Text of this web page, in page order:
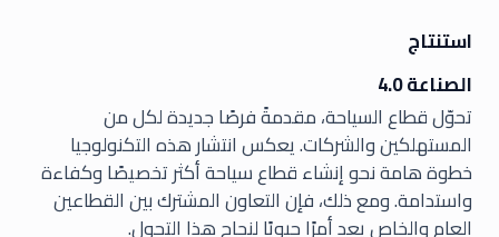
استنتاج
الصناعة 4.0
تحوّل قطاع السياحة، مقدمةً فرصًا جديدة لكل من
المستهلكين والشركات. يعكس انتشار هذه التكنولوجيا
خطوة هامة نحو إنشاء قطاع سياحة أكثر تخصيصًا وكفاءة
واستدامة. ومع ذلك، فإن التعاون المشترك بين القطاعين
العام والخاص يعد أمرًا حيويًا لنجاح هذا التحول.